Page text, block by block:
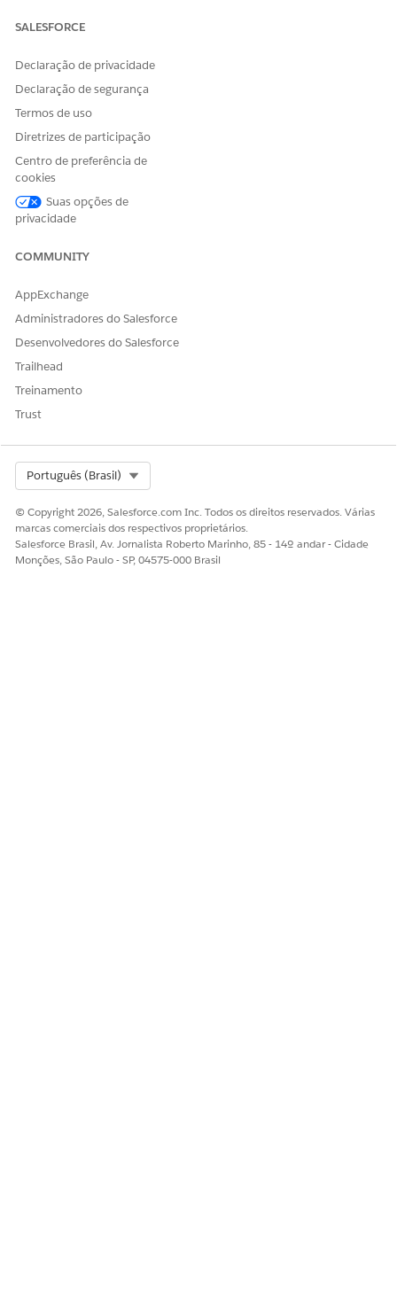
Liberation
Wingdings
Arimo (Arial)
Carlito (Calibri)
Roboto
Roboto Mono
Noto Sans Thai
Cousine (Courier New)
SALESFORCE
Declaração de privacidade
Declaração de segurança
Termos de uso
Diretrizes de participação
Centro de preferência de
cookies
Suas opções de
privacidade
COMMUNITY
AppExchange
Administradores do Salesforce
Desenvolvedores do Salesforce
Trailhead
Treinamento
Trust
Português (Brasil)
© Copyright 2026, Salesforce.com Inc. Todos os direitos reservados. Várias
marcas comerciais dos respectivos proprietários.
Salesforce Brasil, Av. Jornalista Roberto Marinho, 85 - 14º andar - Cidade
Monções, São Paulo - SP, 04575-000 Brasil